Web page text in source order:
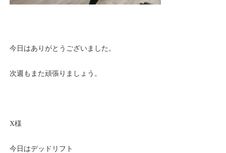
今日はありがとうございました。
次週もまた頑張りましょう。
X様
今日はデッドリフト